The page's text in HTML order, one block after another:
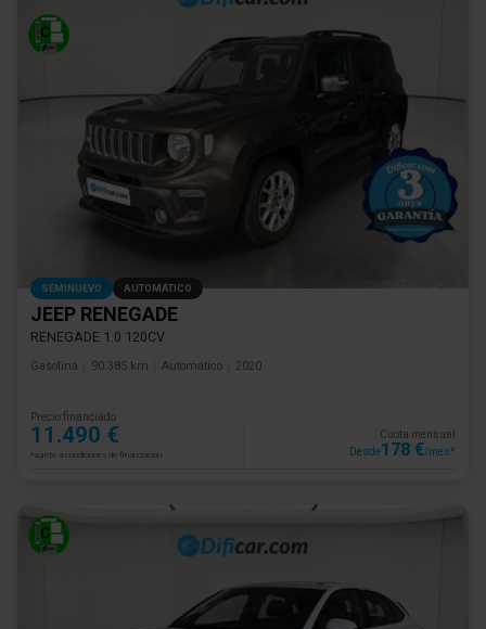
SEMINUEVO AUTOMÁTICO
JEEP RENEGADE
RENEGADE 1.0 120CV
Gasolina 90.385 km Automático 2020
Precio financiado
11.490 €
*sujeto a condiciones de financiación
Cuota mensual
Desde178 €/mes*